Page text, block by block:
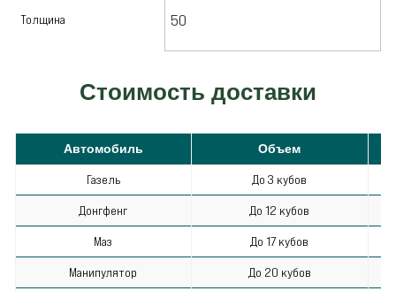
Толщина 50
Стоимость доставки
Автомобиль Объем
Газель До 3 кубов
Донгфенг До 12 кубов
Маз До 17 кубов
Манипулятор До 20 кубов